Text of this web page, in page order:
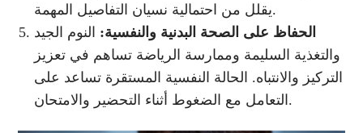
يقلل من احتمالية نسيان التفاصيل المهمة.
الحفاظ على الصحة البدنية والنفسية: النوم الجيد
والتغذية السليمة وممارسة الرياضة تساهم في تعزيز
التركيز والانتباه. الحالة النفسية المستقرة تساعد على
التعامل مع الضغوط أثناء التحضير والامتحان.